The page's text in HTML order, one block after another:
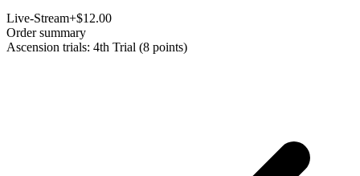
Live-Stream+$12.00
Order summary
Ascension trials: 4th Trial (8 points)